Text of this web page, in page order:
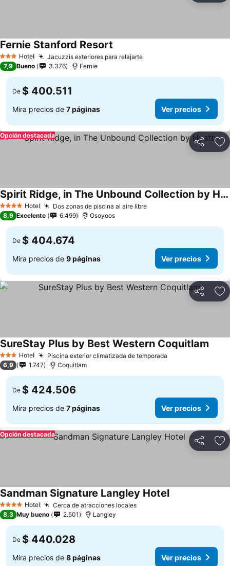
3 Estrellas
Hotel Jacuzzis exteriores para relajarte
Fernie Stanford Resort
7,9 Bueno 3.376 Fernie
De $ 400.511
Mira precios de 7 páginas Ver precios
Compartir
Opción destacada
4 EstrellasHotel Dos zonas de piscina al aire libre
Spirit Ridge, in The Unbound Collection by Hyatt
8,9 Excelente 6.499 Osoyoos
De $ 404.674
Mira precios de 9 páginas Ver precios
Compartir
3 Estrellas
Hotel Piscina exterior climatizada de temporada
SureStay Plus by Best Western Coquitlam
6,9 1.747 Coquitlam
De $ 424.506
Mira precios de 7 páginas Ver precios
Compartir
Opción destacada
4 EstrellasHotel Cerca de atracciones locales
Sandman Signature Langley Hotel
8,3 Muy bueno 2.501 Langley
De $ 440.028
Mira precios de 8 páginas Ver precios